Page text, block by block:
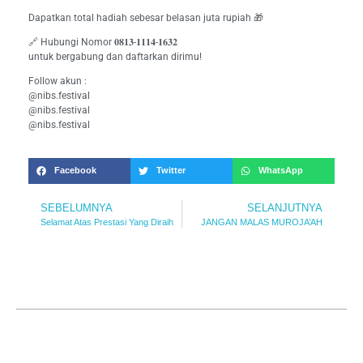
Dapatkan total hadiah sebesar belasan juta rupiah 🎁
🔗 Hubungi Nomor 𝟎𝟖𝟏𝟑-𝟏𝟏𝟏𝟒-𝟏𝟔𝟑𝟐
untuk bergabung dan daftarkan dirimu!
Follow akun :
@nibs.festival
@nibs.festival
@nibs.festival
Facebook Twitter WhatsApp
SEBELUMNYA
Selamat Atas Prestasi Yang Diraih
SELANJUTNYA
JANGAN MALAS MUROJA’AH